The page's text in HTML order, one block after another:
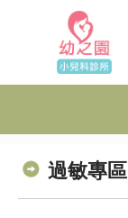
過敏專區